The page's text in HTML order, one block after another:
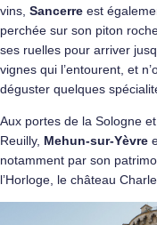
vins, Sancerre est
perchée sur son piton
ses ruelles pour arriver
vignes qui l’entourent, et
déguster quelques
Aux portes de la Sologne
Reuilly, Mehun-sur-Yèvre
notamment par son
l’Horloge, le château